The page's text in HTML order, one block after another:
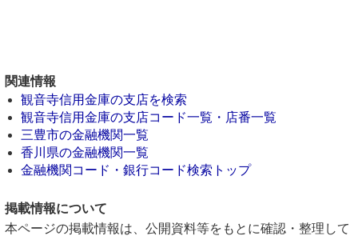
関連情報
観音寺信用金庫の支店を検索
観音寺信用金庫の支店コード一覧・店番一覧
三豊市の金融機関一覧
香川県の金融機関一覧
金融機関コード・銀行コード検索トップ
掲載情報について
本ページの掲載情報は、公開資料等をもとに確認・整理して